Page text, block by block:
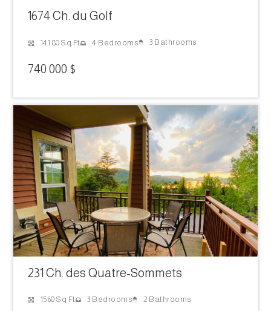
1674 Ch. du Golf
141.80 Sq Ft 4 Bedrooms 3 Bathrooms
740 000 $
231 Ch. des Quatre-Sommets
1560 Sq Ft 3 Bedrooms 2 Bathrooms